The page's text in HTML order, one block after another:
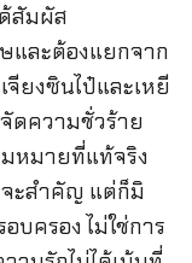
สัมผัส
และต้องแยกจาก
ยงซินไป๋และเหยี
ดความชั่วร้าย
มหมายที่แท้จริง
ะสำคัญ แต่ก็มิ
บครอง ไม่ใช่การ